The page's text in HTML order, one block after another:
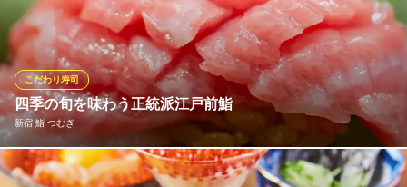
を意識し、新鮮な魚を一番美味しい状態でご提供します。名店
で、寿司職人として腕を磨いた店主の料理をぜひご堪能くださ
い。
新宿 鮨 よこ田
ミシュラン獲得店新宿に
地下鉄丸ノ内線新宿三丁目駅 徒歩1分
東京都新宿区新宿3-20-6 FSビルB1
四季の旬を味わう正統派江戸前鮨
新宿 鮨 つむぎ
こだわり寿司
名店で研鑽を積んだ職人が織り成す握りと、丁寧に作られた一品